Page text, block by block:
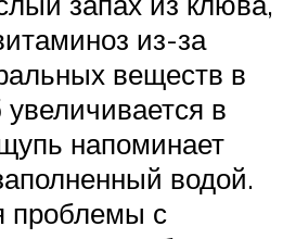
из-за
веществ в
в
напоминает
водой.
проблемы с